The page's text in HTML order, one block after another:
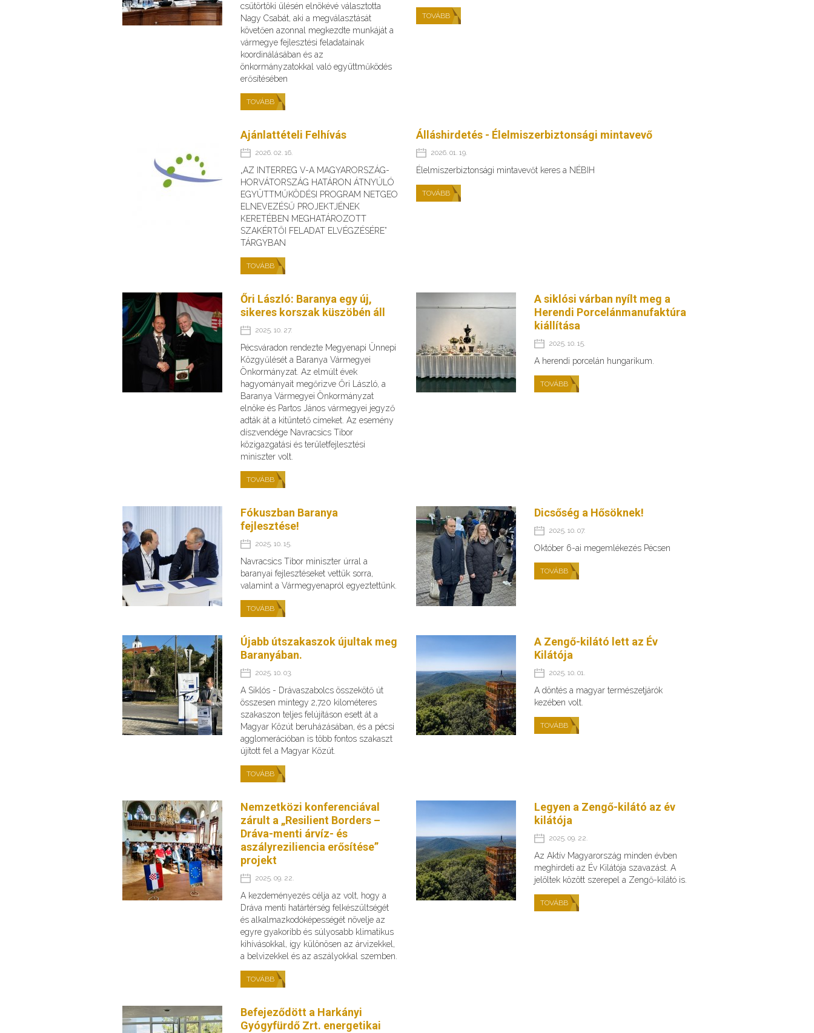
csütörtöki ülésén elnökévé választotta
Nagy Csabát, aki a megválasztását
követően azonnal megkezdte munkáját a
vármegye fejlesztési feladatainak
koordinálásában és az
önkormányzatokkal való együttműködés
erősítésében
TOVÁBB
TOVÁBB
Ajánlattételi Felhívás
2026. 02. 16.
„AZ INTERREG V-A MAGYARORSZÁG-
HORVÁTORSZÁG HATÁRON ÁTNYÚLÓ
EGYÜTTMŰKÖDÉSI PROGRAM NETGEO
ELNEVEZÉSŰ PROJEKTJÉNEK
KERETÉBEN MEGHATÁROZOTT
SZAKÉRTŐI FELADAT ELVÉGZÉSÉRE”
TÁRGYBAN
TOVÁBB
Álláshirdetés - Élelmiszerbiztonsági mintavevő
2026. 01. 19.
Élelmiszerbiztonsági mintavevőt keres a NÉBIH
TOVÁBB
Őri László: Baranya egy új,
sikeres korszak küszöbén áll
2025. 10. 27.
Pécsváradon rendezte Megyenapi Ünnepi
Közgyűlését a Baranya Vármegyei
Önkormányzat. Az elmúlt évek
hagyományait megőrizve Őri László, a
Baranya Vármegyei Önkormányzat
elnöke és Partos János vármegyei jegyző
adták át a kitüntető címeket. Az esemény
díszvendége Navracsics Tibor
közigazgatási és területfejlesztési
miniszter volt.
TOVÁBB
A siklósi várban nyílt meg a
Herendi Porcelánmanufaktúra
kiállítása
2025. 10. 15.
A herendi porcelán hungarikum.
TOVÁBB
Fókuszban Baranya
fejlesztése!
2025. 10. 15.
Navracsics Tibor miniszter úrral a
baranyai fejlesztéseket vettük sorra,
valamint a Vármegyenapról egyeztettünk.
TOVÁBB
Dicsőség a Hősöknek!
2025. 10. 07.
Október 6-ai megemlékezés Pécsen
TOVÁBB
Újabb útszakaszok újultak meg
Baranyában.
2025. 10. 03.
A Siklós - Drávaszabolcs összekötő út
összesen mintegy 2,720 kilométeres
szakaszon teljes felújításon esett át a
Magyar Közút beruházásában, és a pécsi
agglomerációban is több fontos szakaszt
újított fel a Magyar Közút.
TOVÁBB
A Zengő-kilátó lett az Év
Kilátója
2025. 10. 01.
A döntés a magyar természetjárók
kezében volt.
TOVÁBB
Nemzetközi konferenciával
zárult a „Resilient Borders –
Dráva-menti árvíz- és
aszályreziliencia erősítése”
projekt
2025. 09. 22.
A kezdeményezés célja az volt, hogy a
Dráva menti határtérség felkészültségét
és alkalmazkodóképességét növelje az
egyre gyakoribb és súlyosabb klimatikus
kihívásokkal, így különösen az árvizekkel,
a belvizekkel és az aszályokkal szemben.
TOVÁBB
Legyen a Zengő-kilátó az év
kilátója
2025. 09. 22.
Az Aktív Magyarország minden évben
meghirdeti az Év Kilátója szavazást. A
jelöltek között szerepel a Zengő-kilátó is.
TOVÁBB
Befejeződött a Harkányi
Gyógyfürdő Zrt. energetikai